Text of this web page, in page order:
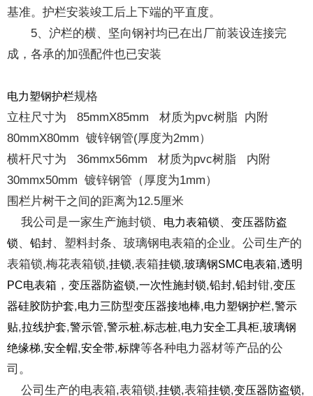
基准。护栏安装竣工后上下端的平直度。
5、沪栏的横、坚向钢衬均已在出厂前装设连接完
成，各承的加强配件也已安装
电力塑钢护栏规格
立柱尺寸为 85mmX85mm 材质为pvc树脂 内附
80mmX80mm 镀锌钢管(厚度为2mm）
横杆尺寸为 36mmx56mm 材质为pvc树脂 内附
30mmx50mm 镀锌钢管（厚度为1mm）
围栏片树干之间的距离为12.5厘米
我公司是一家生产施封锁、
电力表箱锁、变压器防盗
锁、铅封、塑料封条、玻璃钢电表箱的企业。公司生产的
表箱锁,梅花表箱锁,挂锁,表箱挂锁,玻璃钢SMC电表箱,透明
PC电表箱 ，变压器防盗锁,一次性施封锁,铅封,铅封钳,变压
器硅胶防护套,电力三防型变压器接地棒,电力塑钢护栏,警示
贴,拉线护套,警示管,警示桩,标志桩,电力安全工具柜,玻璃钢
绝缘梯,安全帽,安全带,标牌等各种电力器材等产品的公
司。
公司生产的电表箱,表箱锁,挂锁,表箱挂锁,变压器防盗锁,